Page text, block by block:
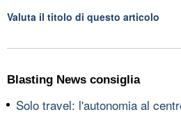
Valuta il titolo di questo articolo
Blasting News consiglia
Solo travel: l'autonomia al